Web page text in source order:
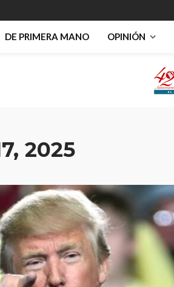
DE PRIMERA MANO OPINIÓN
2025